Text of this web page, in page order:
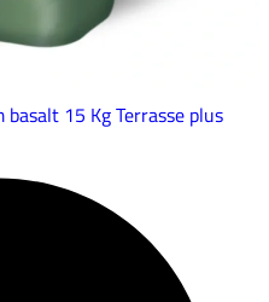
15 Kg Terrasse plus